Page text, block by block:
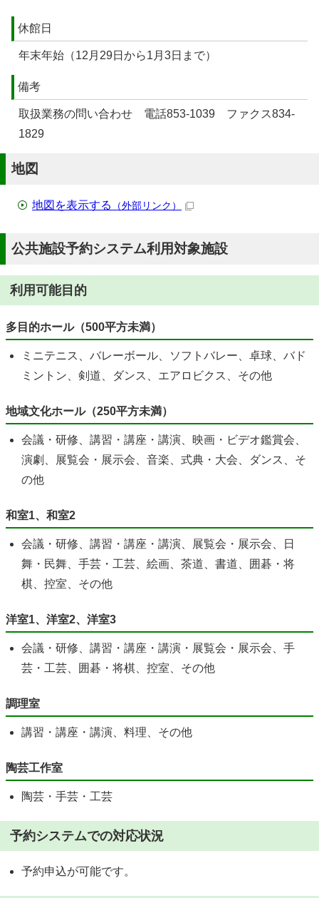
休館日
年末年始（12月29日から1月3日まで）
備考
取扱業務の問い合わせ 電話853-1039 ファクス834-
1829
地図
地図を表示する （外部リンク）
公共施設予約システム利用対象施設
利用可能目的
多目的ホール（500平方未満）
ミニテニス、バレーボール、ソフトバレー、卓球、バド
ミントン、剣道、ダンス、エアロビクス、その他
地域文化ホール（250平方未満）
会議・研修、講習・講座・講演、映画・ビデオ鑑賞会、
演劇、展覧会・展示会、音楽、式典・大会、ダンス、そ
の他
和室1、和室2
会議・研修、講習・講座・講演、展覧会・展示会、日
舞・民舞、手芸・工芸、絵画、茶道、書道、囲碁・将
棋、控室、その他
洋室1、洋室2、洋室3
会議・研修、講習・講座・講演・展覧会・展示会、手
芸・工芸、囲碁・将棋、控室、その他
調理室
講習・講座・講演、料理、その他
陶芸工作室
陶芸・手芸・工芸
予約システムでの対応状況
予約申込が可能です。